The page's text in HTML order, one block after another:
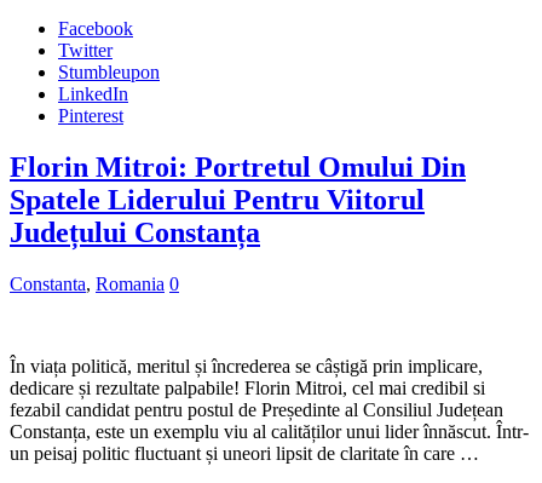
Facebook
Twitter
Stumbleupon
LinkedIn
Pinterest
Florin Mitroi: Portretul Omului Din
Spatele Liderului Pentru Viitorul
Județului Constanța
Constanta, Romania 0
În viața politică, meritul și încrederea se câștigă prin implicare,
dedicare și rezultate palpabile! Florin Mitroi, cel mai credibil si
fezabil candidat pentru postul de Președinte al Consiliul Județean
Constanța, este un exemplu viu al calităților unui lider înnăscut. Într-
un peisaj politic fluctuant și uneori lipsit de claritate în care …